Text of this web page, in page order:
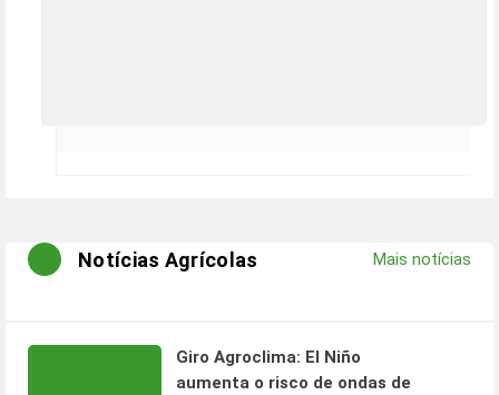
Notícias Agrícolas Mais notícias
Giro Agroclima: El Niño
aumenta o risco de ondas de